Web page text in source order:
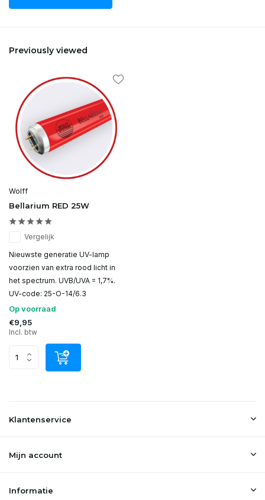
Previously viewed
Wolff
Bellarium RED 25W
Vergelijk
Nieuwste generatie UV-lamp
voorzien van extra rood licht in
het spectrum. UVB/UVA = 1,7%.
UV-code: 25-O-14/6.3
Op voorraad
€9,95
Incl. btw
Klantenservice
Mijn account
Informatie